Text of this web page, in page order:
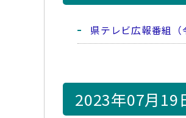
県テレビ広報番組
2023年07月19